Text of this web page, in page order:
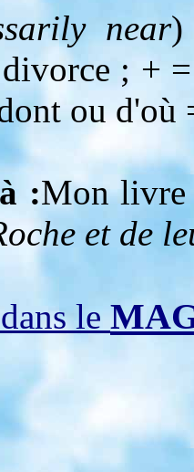
near)
; +
ou d'où
:Mon
et de
le